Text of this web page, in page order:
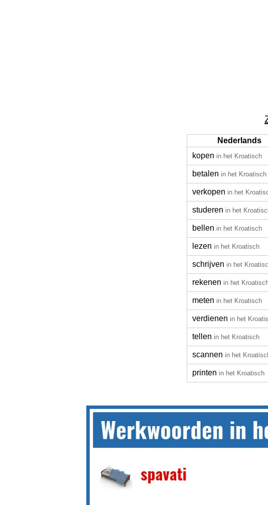
Nederlands
kopen in het Kroatisch
betalen in het Kroatisch
verkopen in het
studeren in het
bellen in het Kroatisch
lezen in het Kroatisch
schrijven in het
rekenen in het
meten in het Kroatisch
verdienen in het
tellen in het Kroatisch
scannen in het
printen in het Kroatisch